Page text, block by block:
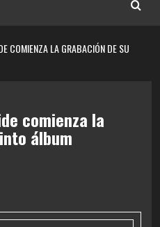
COMIENZA LA GRABACIÓN DE SU
comienza la
álbum